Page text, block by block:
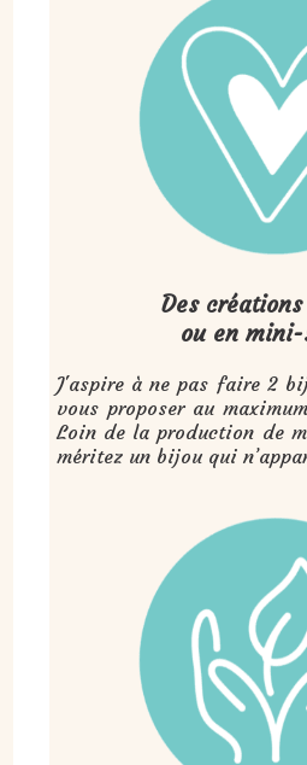
Des
ou en mini-
J'aspire à ne pas faire 2
vous proposer au
Loin de la production de
méritez un bijou qui